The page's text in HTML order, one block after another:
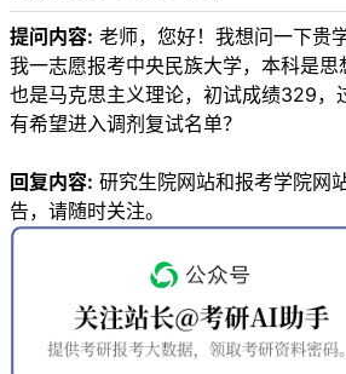
提问内容: 老师，您好！我想问一下贵
我一志愿报考中央民族大学，本科是
也是马克思主义理论，初试成绩329，
有希望进入调剂复试名单？
回复内容: 研究生院网站和报考学院网
告，请随时关注。